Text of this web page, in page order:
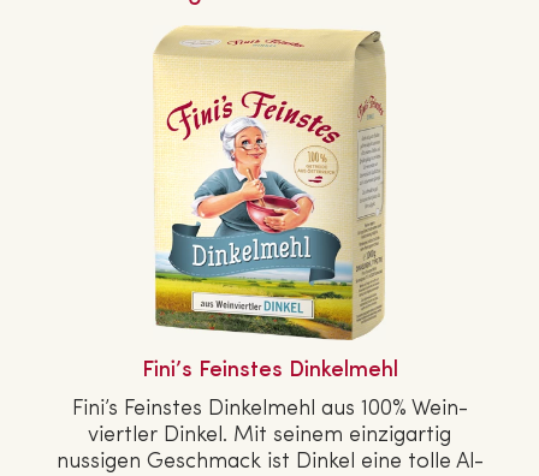
Fini’s Feinstes Din­kel­mehl
Fini’s Feinstes Din­kel­mehl aus 100% Wein­
viert­ler Dinkel. Mit seinem ein­zig­ar­tig
nussigen Geschmack ist Dinkel eine tolle Al­